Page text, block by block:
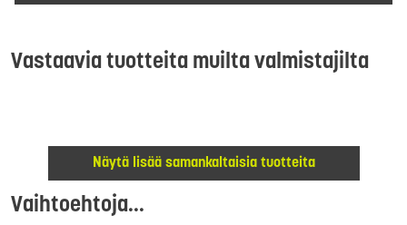
Vastaavia tuotteita muilta valmistajilta
Näytä lisää samankaltaisia tuotteita
Vaihtoehtoja...